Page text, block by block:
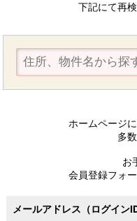
下記にて再
ホームページ
多
お
会員登録フォ
メールアドレス（ログインID